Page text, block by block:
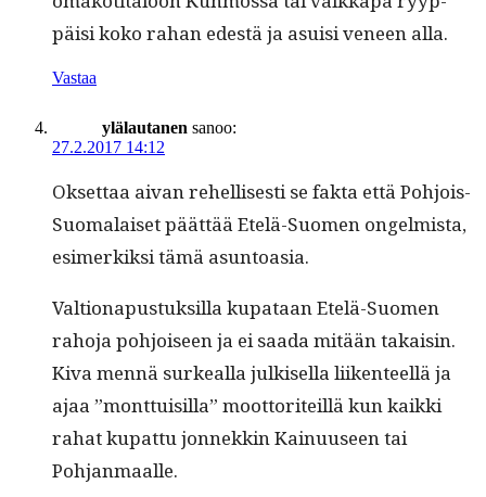
päisi koko rahan edestä ja asu­isi veneen alla.
Vastaa
ylälautanen sanoo:
27.2.2017 14:12
Okset­taa aivan rehellis­es­ti se fak­ta että Pohjois-
Suo­ma­laiset päät­tää Etelä-Suomen ongelmista,
esimerkik­si tämä asuntoasia.
Val­tion­a­pus­tuk­sil­la kupataan Etelä-Suomen
raho­ja pohjoiseen ja ei saa­da mitään takaisin.
Kiva men­nä surkeal­la julkisel­la liiken­teel­lä ja
ajaa ”mont­tuisil­la” moot­toriteil­lä kun kaik­ki
rahat kupat­tu jon­nekkin Kain­u­useen tai
Pohjanmaalle.